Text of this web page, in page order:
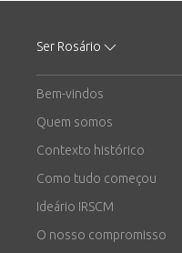
Ser Rosário
Bem-vindos
Quem somos
Contexto histórico
Como tudo começou
Ideário IRSCM
O nosso compromisso